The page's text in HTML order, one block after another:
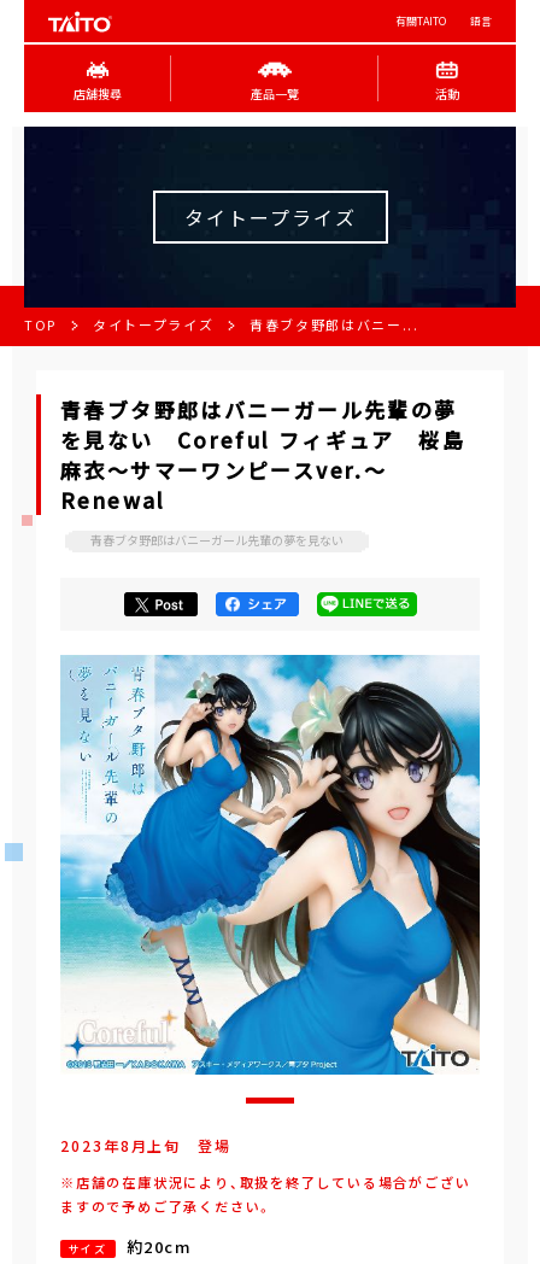
有關TAITO 語言
店舖搜尋 產品一覽 活動
タイトープライズ
TOP タイトープライズ 青春ブタ野郎はバニー...
青春ブタ野郎はバニーガール先輩の夢
を見ない Coreful フィギュア 桜島
麻衣～サマーワンピースver.～
Renewal
青春ブタ野郎はバニーガール先輩の夢を見ない
2023年8 月 上旬 登場
※店舗の在庫状況により、取扱を終了している場合がござい
ますので予めご了承ください。
サイズ 約20cm